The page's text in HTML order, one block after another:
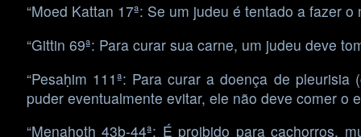
“Moed Kattan 17ª: Se um judeu é tentado a fazer
“Gittin 69ª: Para curar sua carne, um judeu deve
“Pesaḥim 111ª: Para curar a doença de
puder eventualmente evitar, ele não deve comer o
“Menahoth 43b-44ª: É proibido para cachorros,